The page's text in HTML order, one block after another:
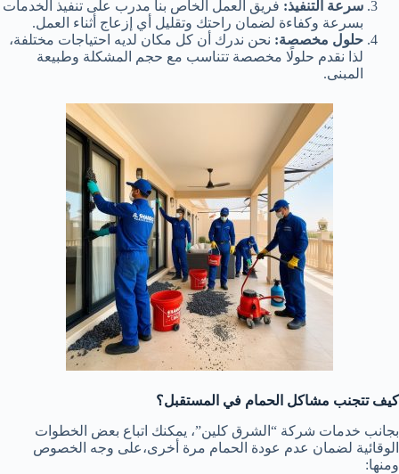
سرعة التنفيذ: فريق العمل الخاص بنا مدرب على تنفيذ الخدمات
بسرعة وكفاءة لضمان راحتك وتقليل أي إزعاج أثناء العمل.
حلول مخصصة: نحن ندرك أن كل مكان لديه احتياجات مختلفة،
لذا نقدم حلولًا مخصصة تتناسب مع حجم المشكلة وطبيعة
المبنى.
كيف تتجنب مشاكل الحمام في المستقبل؟
بجانب خدمات شركة “الشرق كلين”، يمكنك اتباع بعض الخطوات
الوقائية لضمان عدم عودة الحمام مرة أخرى،على وجه الخصوص
ومنها: